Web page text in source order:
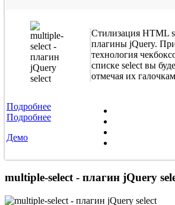
Стилизация HTML
плагины jQuery.
технология
списке select вы
отмечая их
Подробнее
Подробнее
Демо
multiple-select - плагин jQuery